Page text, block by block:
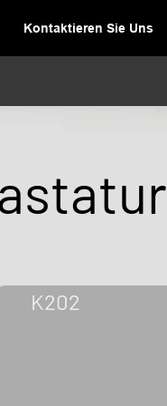
Kontaktieren Sie Uns
K202